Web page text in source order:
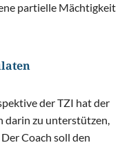
partielle Mächtigkeit
der TZI hat der
darin zu unterstützen,
Coach soll den